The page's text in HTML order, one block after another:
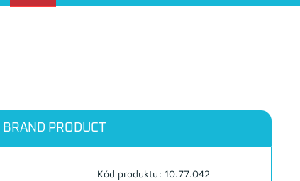
BRAND PRODUCT
Kód produktu: 10.77.042